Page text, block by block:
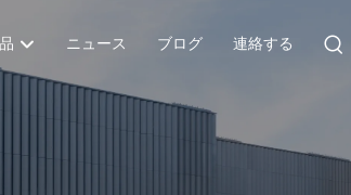
ニュース ブログ 連絡する